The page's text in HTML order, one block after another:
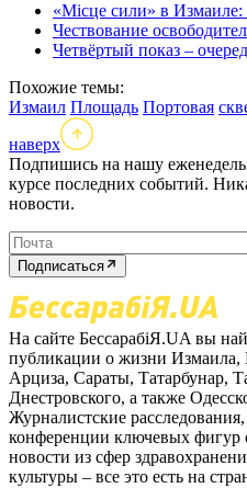
«Місце сили» в
Чествование
Четвёртый показ –
Похожие темы:
Измаил Площадь Портовая
наверх
Подпишись на нашу
курсе последних событий.
новости.
Подписаться
На сайте БессарабіЯ.UA вы
публикации о жизни Измаила,
Арциза, Сараты, Татарбунар,
Днестровского, а также
Журналистские
конференции ключевых фигур
новости из сфер
культуры – все это есть на